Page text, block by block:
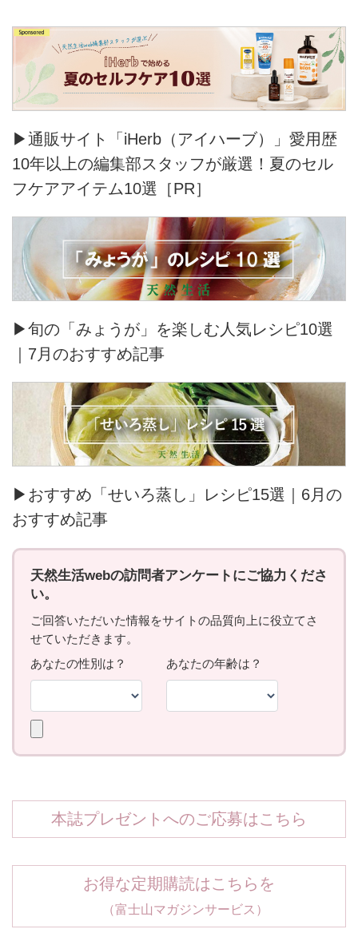
▶通販サイト「iHerb（アイハーブ）」愛用歴
10年以上の編集部スタッフが厳選！夏のセル
フケアアイテム10選［PR］
▶旬の「みょうが」を楽しむ人気レシピ10選
｜7月のおすすめ記事
▶おすすめ「せいろ蒸し」レシピ15選｜6月の
おすすめ記事
本誌プレゼントへのご応募はこちら
お得な定期購読はこちらを
（富士山マガジンサービス）